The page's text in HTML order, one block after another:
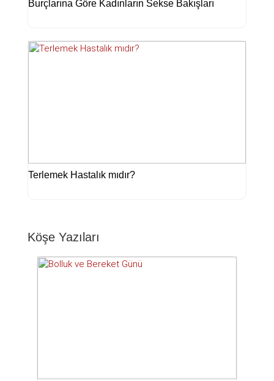
Burçlarına Göre Kadınların Sekse Bakışları
Terlemek Hastalık mıdır?
Köşe Yazıları